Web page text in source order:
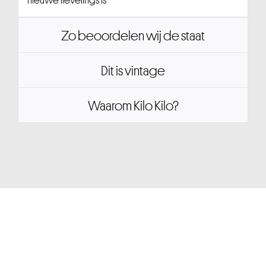
Zo beoordelen wij de staat
Dit is vintage
Waarom Kilo Kilo?